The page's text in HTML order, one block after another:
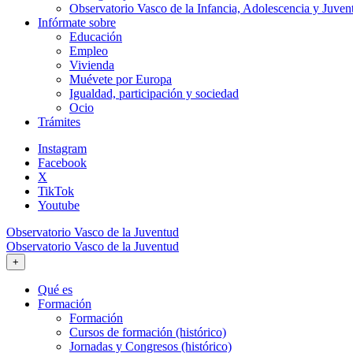
Observatorio Vasco de la Infancia, Adolescencia y
Infórmate sobre
Educación
Empleo
Vivienda
Muévete por Europa
Igualdad, participación y sociedad
Ocio
Trámites
Instagram
Facebook
X
TikTok
Youtube
Observatorio Vasco de la Juventud
Observatorio Vasco de la Juventud
+
Qué es
Formación
Formación
Cursos de formación (histórico)
Jornadas y Congresos (histórico)